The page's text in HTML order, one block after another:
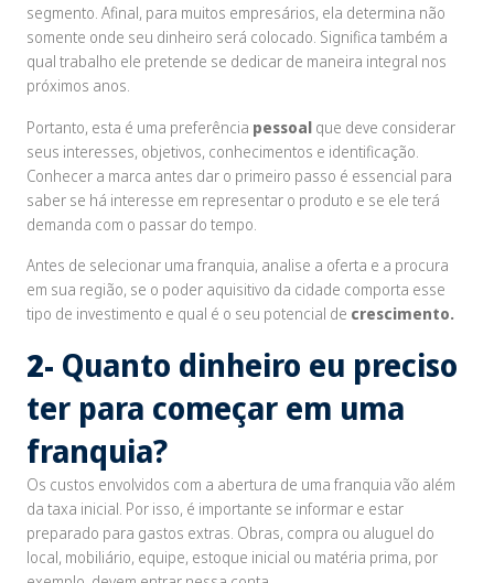
segmento. Afinal, para muitos empresários, ela determina não
somente onde seu dinheiro será colocado. Significa também a
qual trabalho ele pretende se dedicar de maneira integral nos
próximos anos.
Portanto, esta é uma preferência pessoal que deve considerar
seus interesses, objetivos, conhecimentos e identificação.
Conhecer a marca antes dar o primeiro passo é essencial para
saber se há interesse em representar o produto e se ele terá
demanda com o passar do tempo.
Antes de selecionar uma franquia, analise a oferta e a procura
em sua região, se o poder aquisitivo da cidade comporta esse
tipo de investimento e qual é o seu potencial de crescimento.
2- Quanto dinheiro eu preciso
ter para começar em uma
franquia?
Os custos envolvidos com a abertura de uma franquia vão além
da taxa inicial. Por isso, é importante se informar e estar
preparado para gastos extras. Obras, compra ou aluguel do
local, mobiliário, equipe, estoque inicial ou matéria prima, por